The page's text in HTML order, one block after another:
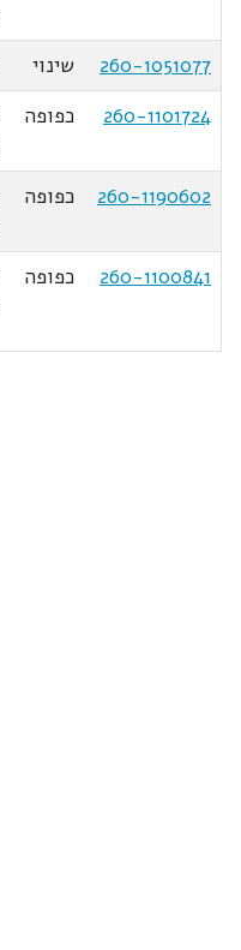
260-1051077
שינוי
260-1101724
כפופה
260-1190602
כפופה
260-1100841
כפופה